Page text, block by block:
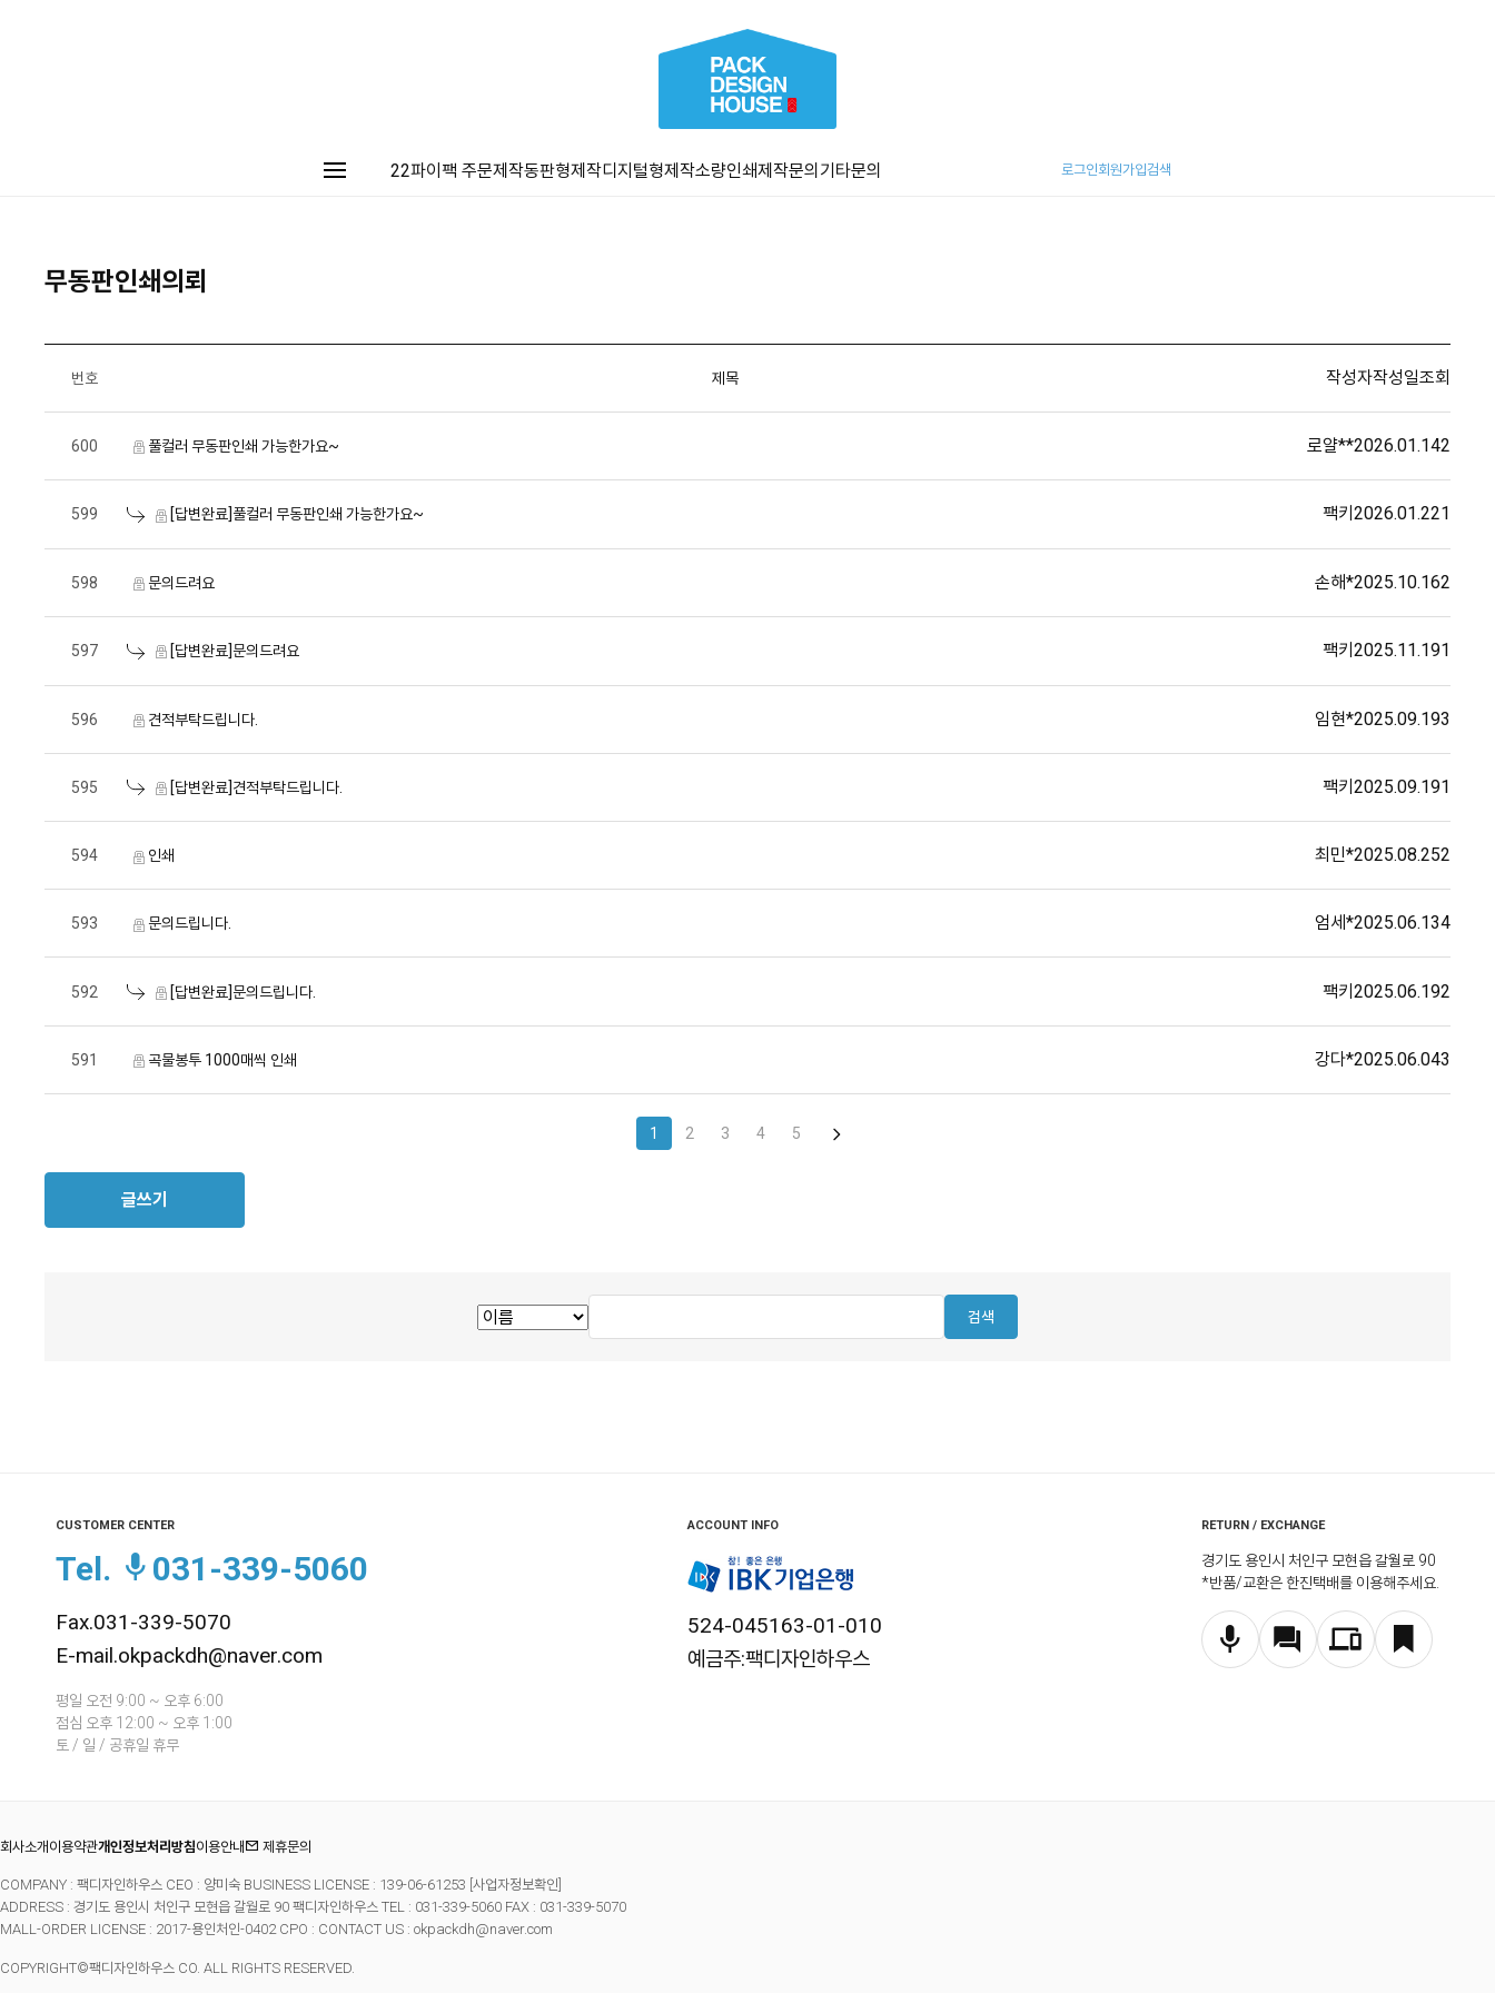
22파이팩 주문제작동판형제작디지털형제작소량인쇄제작문의 기타문의 로그인회원가입검색
무동판인쇄의뢰
번호 제목 작성자작성일조회
600 풀컬러 무동판인쇄 가능한가요~ 로얄**2026.01.142
599 [답변완료]풀컬러 무동판인쇄 가능한가요~ 팩키 2026.01.221
598 문의드려요 손해*2025.10.162
597 [답변완료]문의드려요 팩키2025.11.191
596 견적부탁드립니다. 임현*2025.09.193
595 [답변완료]견적부탁드립니다. 팩키2025.09.191
594 인쇄 최민*2025.08.252
593 문의드립니다. 엄세*2025.06.134
592 [답변완료]문의드립니다. 팩키2025.06.192
591 곡물봉투 1000매씩 인쇄 강다*2025.06.043
1 2 3 4 5
글쓰기
검색
CUSTOMER CENTER
Tel. 031-339-5060
Fax.031-339-5070
E-mail.okpackdh@naver.com
평일 오전 9:00 ~ 오후 6:00
점심 오후 12:00 ~ 오후 1:00
토 / 일 / 공휴일 휴무
ACCOUNT INFO
524-045163-01-010
예금주:팩디자인하우스
RETURN / EXCHANGE
경기도 용인시 처인구 모현읍 갈월로 90
*반품/교환은 한진택배를 이용해주세요.
회사소개 이용약관개인정보처리방침이용안내 제휴문의
COMPANY : 팩디자인하우스 CEO : 양미숙 BUSINESS LICENSE : 139-06-61253 [사업자정보확인]
ADDRESS : 경기도 용인시 처인구 모현읍 갈월로 90 팩디자인하우스 TEL : 031-339-5060 FAX : 031-339-5070
MALL-ORDER LICENSE : 2017-용인처인-0402 CPO : CONTACT US : okpackdh@naver.com
COPYRIGHT©팩디자인하우스 CO. ALL RIGHTS RESERVED.